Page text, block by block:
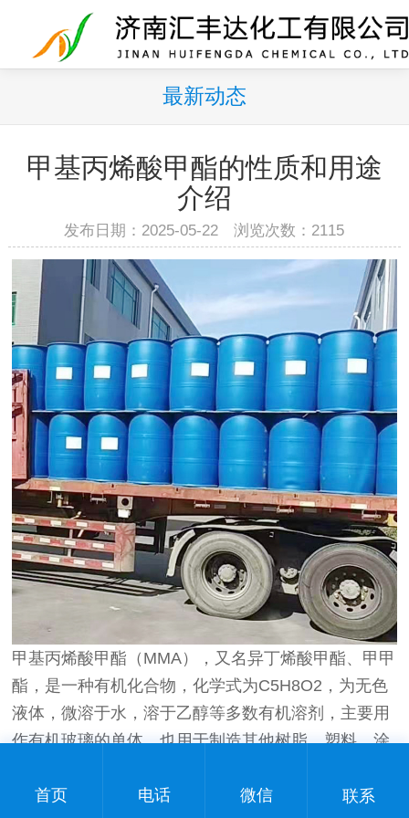
最新动态
甲基丙烯酸甲酯的性质和用途
介绍
发布日期：2025-05-22 浏览次数：2115
甲基丙烯酸甲酯（MMA），又名异丁烯酸甲酯、甲甲
酯，是一种有机化合物，化学式为C5H8O2，为无色
液体，微溶于水，溶于乙醇等多数有机溶剂，主要用
作有机玻璃的单体，也用于制造其他树脂、塑料、涂
光剂等。具有以下性质和用途：
首页 电话 微信 联系